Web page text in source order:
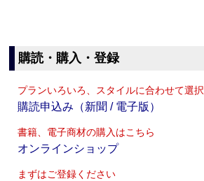
購読・購入・登録
プランいろいろ、スタイルに合わせて選択
購読申込み（新聞 / 電子版）
書籍、電子商材の購入はこちら
オンラインショップ
まずはご登録ください